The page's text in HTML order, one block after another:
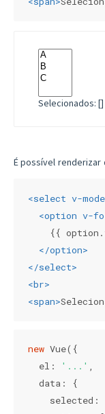
Selecionados: []
É possível renderizar
<select v-
<option v-
{{
</option>
</select>
<br>
<span>
new Vue({
el : '...' ,
data: {
selected :